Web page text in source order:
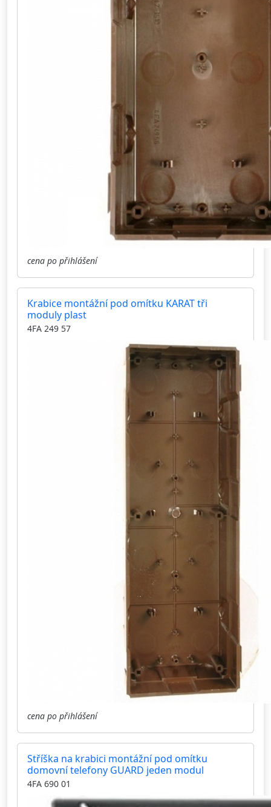
cena po přihlášení
Krabice montážní pod omítku KARAT tři
moduly plast
4FA 249 57
cena po přihlášení
Stříška na krabici montážní pod omítku
domovní telefony GUARD jeden modul
4FA 690 01